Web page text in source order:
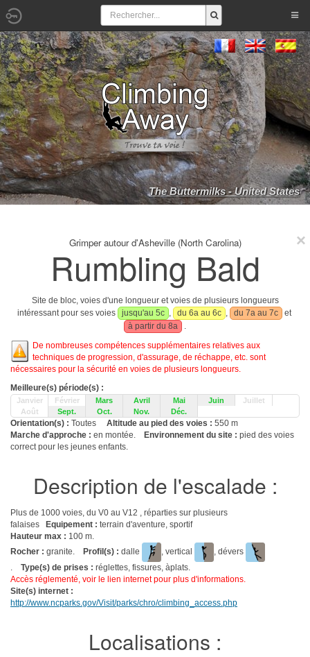
The Buttermilks - United States
Grimper autour d'Asheville (North Carolina)
Rumbling Bald
Site de bloc, voies d'une longueur et voies de plusieurs longueurs
intéressant pour ses voies
jusqu'au 5c , du 6a au 6c , du 7a au 7c
et
à partir du 8a
.
De nombreuses compétences supplémentaires relatives aux
techniques de progression, d'assurage, de réchappe, etc. sont
nécessaires pour la sécurité en voies de plusieurs longueurs.
Meilleure(s) période(s) :
Janvier Février Mars Avril Mai Juin
Juillet
Août
Sept. Oct. Nov. Déc.
Orientation(s) : Toutes Altitude au pied des voies : 550 m
Marche d'approche : en montée. Environnement du site : pied des voies
correct pour les jeunes enfants.
Description de l'escalade :
Plus de 1000 voies, du V0 au V12 , réparties sur plusieurs
falaises
Equipement : terrain d'aventure, sportif
Hauteur max : 100 m.
Rocher : granite. Profil(s) : dalle , vertical
, dévers
. Type(s) de prises : réglettes, fissures, àplats.
Accès réglementé, voir le lien internet pour plus d'informations.
Site(s) internet :
http://www.ncparks.gov/Visit/parks/chro/climbing_access.php
Localisations :